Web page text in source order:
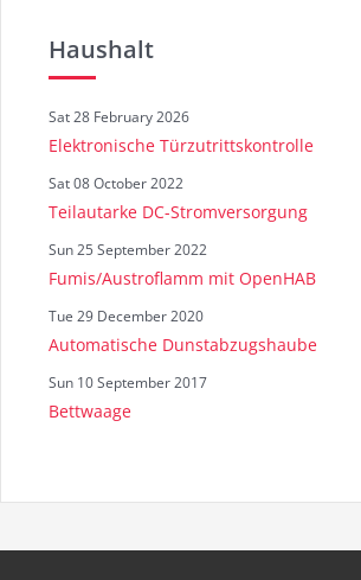
Haushalt
Sat 28 February 2026
Elektronische Türzutrittskontrolle
Sat 08 October 2022
Teilautarke DC-Stromversorgung
Sun 25 September 2022
Fumis/Austroflamm mit OpenHAB
Tue 29 December 2020
Automatische Dunstabzugshaube
Sun 10 September 2017
Bettwaage